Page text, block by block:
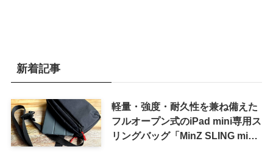
新着記事
軽量・強度・耐久性を兼ね備えた
フルオープン式のiPad mini専用ス
リングバッグ「MinZ SLING mini